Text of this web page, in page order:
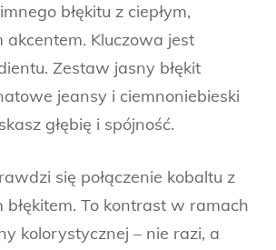
błękitu z ciepłym,
akcentem. Kluczowa jest
Zestaw jasny błękit
jeansy i ciemnoniebieski
głębię i spójność.
się połączenie kobaltu z
błękitem. To kontrast w ramach
kolorystycznej – nie razi, a